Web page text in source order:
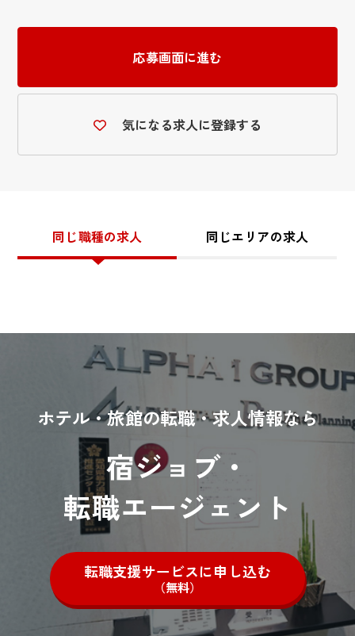
応募画面に進む
気になる求人に登録する
同じ職種の求人 同じエリアの求人
ホテル・旅館の転職・求人情報なら
宿ジョブ・
転職エージェント
転職支援サービスに申し込む
（無料）